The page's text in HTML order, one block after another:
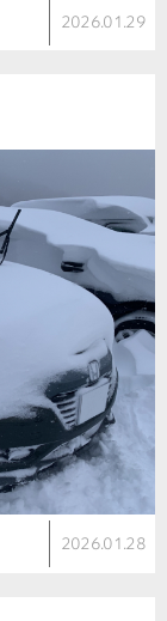
2026.01.29
2026.01.28